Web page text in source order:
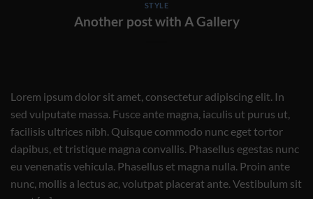
STYLE
Another post with A Gallery
Lorem ipsum dolor sit amet, consectetur adipiscing elit. In
sed vulputate massa. Fusce ante magna, iaculis ut purus ut,
facilisis ultrices nibh. Quisque commodo nunc eget tortor
dapibus, et tristique magna convallis. Phasellus egestas nunc
eu venenatis vehicula. Phasellus et magna nulla. Proin ante
nunc, mollis a lectus ac, volutpat placerat ante. Vestibulum sit